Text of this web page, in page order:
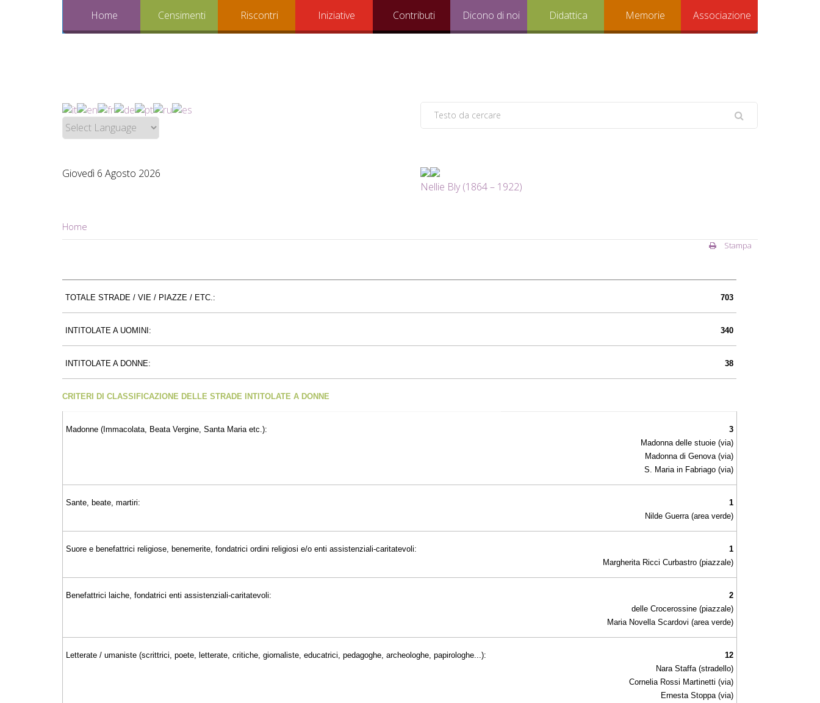
Home Censimenti Riscontri Iniziative Contributi Dicono di noi Didattica Memorie Associazione
Giovedì 6 Agosto 2026
Nellie Bly (1864 – 1922)
Home
Stampa
TOTALE STRADE / VIE / PIAZZE / ETC.: 703
INTITOLATE A UOMINI: 340
INTITOLATE A DONNE: 38
CRITERI DI CLASSIFICAZIONE DELLE STRADE INTITOLATE A DONNE
Madonne (Immacolata, Beata Vergine, Santa Maria etc.):
3
Madonna delle stuoie (via)
Madonna di Genova (via)
S. Maria in Fabriago (via)
Sante, beate, martiri:
1
Nilde Guerra (area verde)
Suore e benefattrici religiose, benemerite, fondatrici ordini religiosi e/o enti assistenziali-caritatevoli:
1
Margherita Ricci Curbastro (piazzale)
Benefattrici laiche, fondatrici enti assistenziali-caritatevoli:
2
delle Crocerossine (piazzale)
Maria Novella Scardovi (area verde)
Letterate / umaniste (scrittrici, poete, letterate, critiche, giornaliste, educatrici, pedagoghe, archeologhe, papirologhe...):
12
Nara Staffa (stradello)
Cornelia Rossi Martinetti (via)
Ernesta Stoppa (via)